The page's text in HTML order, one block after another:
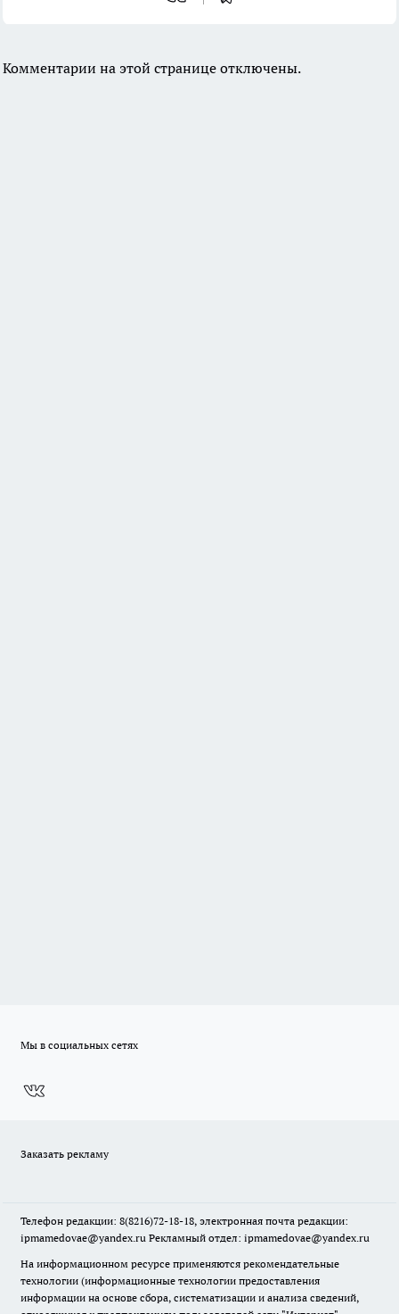
Комментарии на этой странице отключены.
Мы в социальных сетях
Заказать рекламу
Телефон редакции: 8(8216)72-18-18, электронная почта редакции:
ipmamedovae@yandex.ru Рекламный отдел: ipmamedovae@yandex.ru
На информационном ресурсе применяются рекомендательные
технологии (информационные технологии предоставления
информации на основе сбора, систематизации и анализа сведений,